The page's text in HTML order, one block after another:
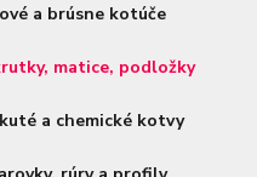
a brúsne kotúče
matice, podložky
a chemické kotvy